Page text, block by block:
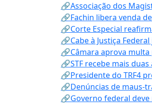
🔗Associação dos
🔗Fachin libera venda
🔗Corte Especial
🔗Cabe à Justiça
🔗Câmara aprova
🔗STF recebe mais
🔗Presidente do TRF4
🔗Denúncias de maus-
🔗Governo federal